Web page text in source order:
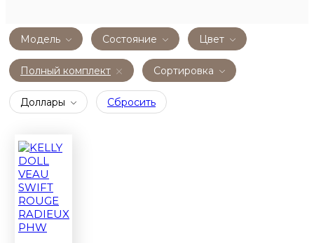
Модель Состояние Цвет
Полный комплект Сортировка
Доллары Сбросить